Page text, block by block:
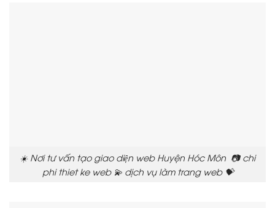
☀️ Nơi tư vấn tạo giao diện web Huyện Hóc Môn 📷 chi
phi thiet ke web 💫 dịch vụ làm trang web 💝